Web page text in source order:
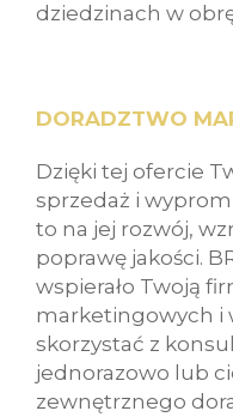
dziedzinach w
DORADZTWO
Dzięki tej ofercie
sprzedaż i
to na jej rozwój,
poprawę jakości.
wspierało Twoją
marketingowych i
skorzystać z
jednorazowo lub
zewnętrznego